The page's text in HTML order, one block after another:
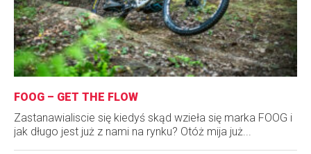
FOOG – GET THE FLOW
Zastanawialiscie się kiedyś skąd wzieła się marka FOOG i
jak długo jest już z nami na rynku? Otóż mija już...